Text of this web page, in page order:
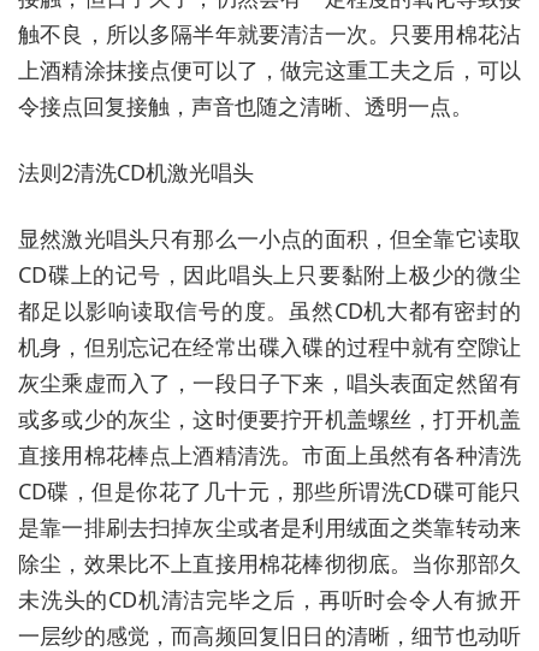
触不良，所以多隔半年就要清洁一次。只要用棉花沾
上酒精涂抹接点便可以了，做完这重工夫之后，可以
令接点回复接触，声音也随之清晰、透明一点。
法则2清洗CD机激光唱头
显然激光唱头只有那么一小点的面积，但全靠它读取
CD碟上的记号，因此唱头上只要黏附上极少的微尘
都足以影响读取信号的度。虽然CD机大都有密封的
机身，但别忘记在经常出碟入碟的过程中就有空隙让
灰尘乘虚而入了，一段日子下来，唱头表面定然留有
或多或少的灰尘，这时便要拧开机盖螺丝，打开机盖
直接用棉花棒点上酒精清洗。市面上虽然有各种清洗
CD碟，但是你花了几十元，那些所谓洗CD碟可能只
是靠一排刷去扫掉灰尘或者是利用绒面之类靠转动来
除尘，效果比不上直接用棉花棒彻彻底。当你那部久
未洗头的CD机清洁完毕之后，再听时会令人有掀开
一层纱的感觉，而高频回复旧日的清晰，细节也动听